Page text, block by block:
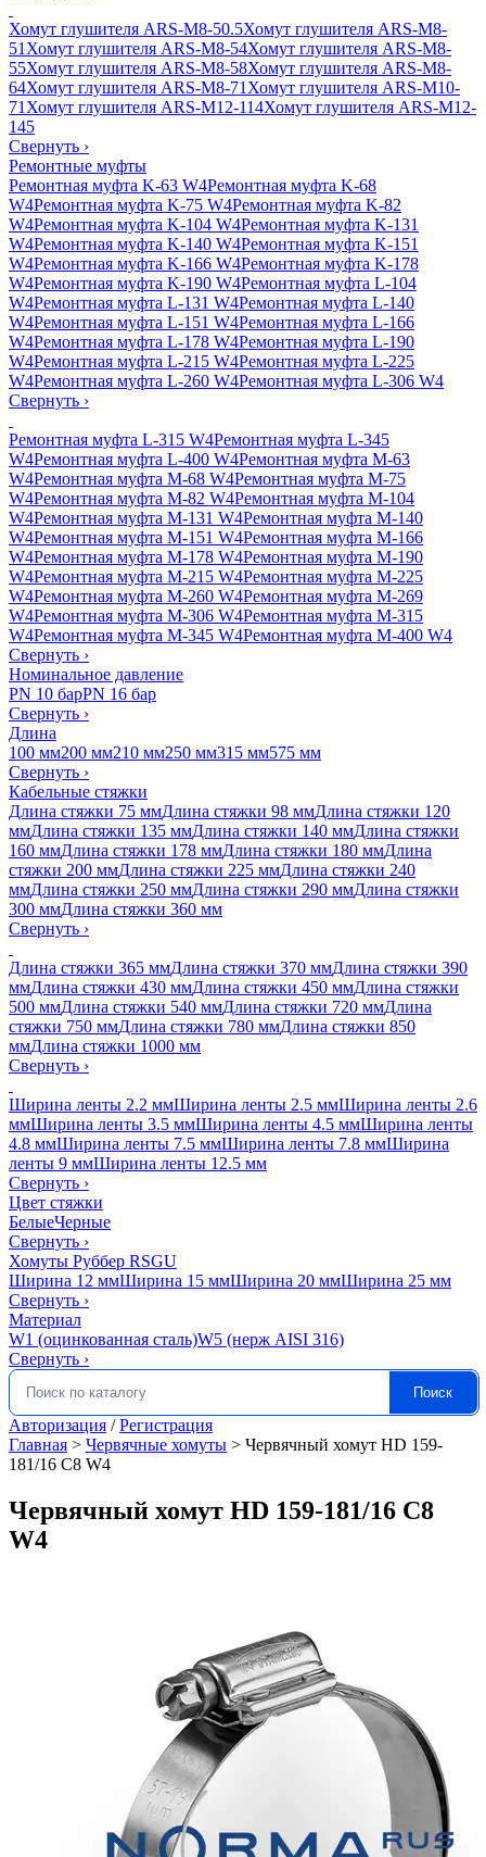
Хомут глушителя ARS-M8-50.5Хомут глушителя ARS-M8-
51 Хомут глушителя ARS-M8-54Хомут глушителя ARS-M8-
55Хомут глушителя ARS-M8-58Хомут глушителя ARS-M8-
64Хомут глушителя ARS-M8-71 Хомут глушителя ARS-M10-
71 Хомут глушителя ARS-M12-114Хомут глушителя ARS-M12-
145
Свернуть ›
Ремонтные муфты
Ремонтная муфта K-63 W4Ремонтная муфта K-68
W4Ремонтная муфта K-75 W4Ремонтная муфта K-82
W4Ремонтная муфта K-104 W4Ремонтная муфта K-131
W4Ремонтная муфта K-140 W4Ремонтная муфта K-151
W4Ремонтная муфта K-166 W4Ремонтная муфта K-178
W4Ремонтная муфта K-190 W4Ремонтная муфта L-104
W4Ремонтная муфта L-131 W4Ремонтная муфта L-140
W4Ремонтная муфта L-151 W4Ремонтная муфта L-166
W4Ремонтная муфта L-178 W4Ремонтная муфта L-190
W4Ремонтная муфта L-215 W4Ремонтная муфта L-225
W4Ремонтная муфта L-260 W4Ремонтная муфта L-306 W4
Свернуть ›
Ремонтная муфта L-315 W4Ремонтная муфта L-345
W4Ремонтная муфта L-400 W4Ремонтная муфта M-63
W4Ремонтная муфта M-68 W4Ремонтная муфта M-75
W4Ремонтная муфта M-82 W4Ремонтная муфта M-104
W4Ремонтная муфта M-131 W4Ремонтная муфта M-140
W4Ремонтная муфта M-151 W4Ремонтная муфта M-166
W4Ремонтная муфта M-178 W4Ремонтная муфта M-190
W4Ремонтная муфта M-215 W4Ремонтная муфта M-225
W4Ремонтная муфта M-260 W4Ремонтная муфта M-269
W4Ремонтная муфта M-306 W4Ремонтная муфта M-315
W4Ремонтная муфта M-345 W4Ремонтная муфта M-400 W4
Свернуть ›
Номинальное давление
PN 10 барPN 16 бар
Свернуть ›
Длина
100 мм200 мм210 мм250 мм315 мм575 мм
Свернуть ›
Кабельные стяжки
Длина стяжки 75 ммДлина стяжки 98 ммДлина стяжки 120
ммДлина стяжки 135 ммДлина стяжки 140 ммДлина стяжки
160 ммДлина стяжки 178 ммДлина стяжки 180 ммДлина
стяжки 200 ммДлина стяжки 225 ммДлина стяжки 240
ммДлина стяжки 250 ммДлина стяжки 290 ммДлина стяжки
300 ммДлина стяжки 360 мм
Свернуть ›
Длина стяжки 365 ммДлина стяжки 370 ммДлина стяжки 390
ммДлина стяжки 430 ммДлина стяжки 450 ммДлина стяжки
500 ммДлина стяжки 540 ммДлина стяжки 720 ммДлина
стяжки 750 ммДлина стяжки 780 ммДлина стяжки 850
ммДлина стяжки 1000 мм
Свернуть ›
Ширина ленты 2.2 ммШирина ленты 2.5 ммШирина ленты 2.6
ммШирина ленты 3.5 ммШирина ленты 4.5 ммШирина ленты
4.8 ммШирина ленты 7.5 ммШирина ленты 7.8 ммШирина
ленты 9 ммШирина ленты 12.5 мм
Свернуть ›
Цвет стяжки
БелыеЧерные
Свернуть ›
Хомуты Руббер RSGU
Ширина 12 ммШирина 15 ммШирина 20 ммШирина 25 мм
Свернуть ›
Материал
W1 (оцинкованная сталь)W5 (нерж AISI 316)
Свернуть ›
Искать: Поиск
Авторизация /Регистрация
Главная > Червячные хомуты > Червячный хомут HD 159-
181/16 C8 W4
Червячный хомут HD 159-181/16 C8
W4